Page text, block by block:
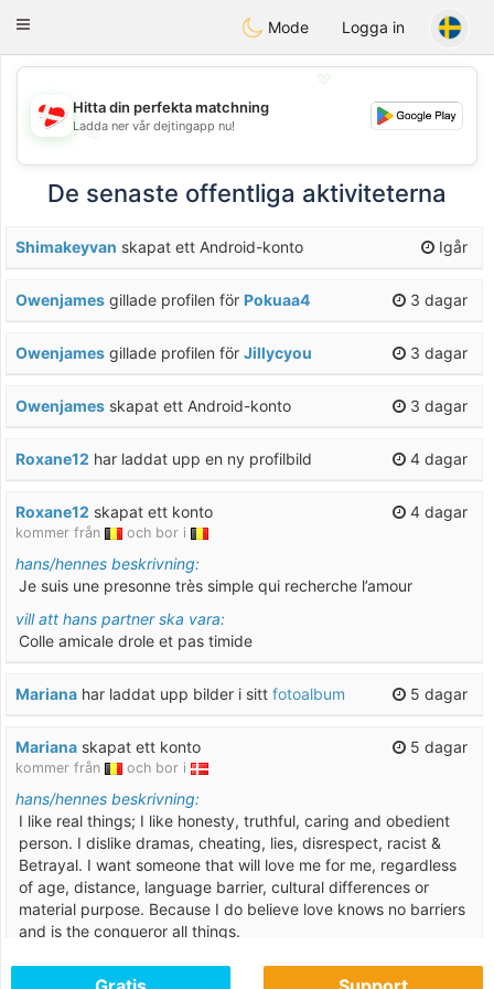
SmukDansk
Toggle
Mode Logga in
💖
💕
💕
Hitta din perfekta matchning
Ladda ner vår dejtingapp nu!
De senaste offentliga aktiviteterna
Igår
Shimakeyvan skapat ett Android-konto
3 dagar
Owenjames gillade profilen för Pokuaa4
3 dagar
Owenjames gillade profilen för Jillycyou
3 dagar
Owenjames skapat ett Android-konto
4 dagar
Roxane12 har laddat upp en ny profilbild
4 dagar
Roxane12 skapat ett konto
kommer från och bor i
hans/hennes beskrivning:
Je suis une presonne très simple qui recherche l’amour
vill att hans partner ska vara:
Colle amicale drole et pas timide
5 dagar
Mariana har laddat upp bilder i sitt fotoalbum
5 dagar
Mariana skapat ett konto
kommer från och bor i
hans/hennes beskrivning:
I like real things; I like honesty, truthful, caring and obedient
person. I dislike dramas, cheating, lies, disrespect, racist &
Betrayal. I want someone that will love me for me, regardless
of age, distance, language barrier, cultural differences or
material purpose. Because I do believe love knows no barriers
and is the conqueror all things.
vill att hans partner ska vara: